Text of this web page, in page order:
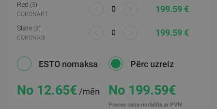
Red (5)
CORONART
199.59 €
Slate (3)
CORONASI
199.59 €
ESTO nomaksa
No 12.65€/mēn
Pērc uzreiz
No 199.59€
Preces cena norādīta ar PVN